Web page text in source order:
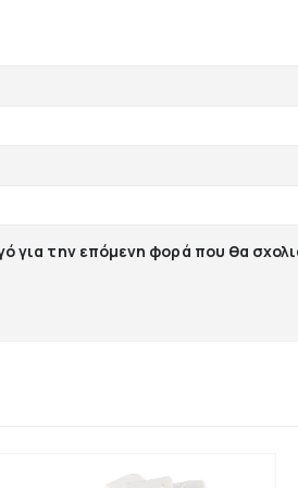
για την επόμενη φορά που θα